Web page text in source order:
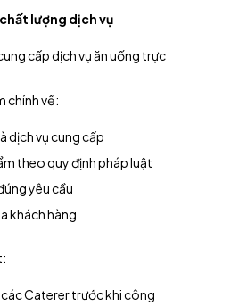
lượng dịch vụ
cấp dịch vụ ăn uống trực
chính về:
dịch vụ cung cấp
theo quy định pháp luật
yêu cầu
khách hàng
Caterer trước khi công